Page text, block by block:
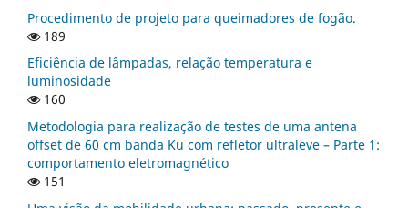
Procedimento de projeto para queimadores de fogão.
189
Eficiência de lâmpadas, relação temperatura e
luminosidade
160
Metodologia para realização de testes de uma antena
offset de 60 cm banda Ku com refletor ultraleve – Parte 1:
comportamento eletromagnético
151